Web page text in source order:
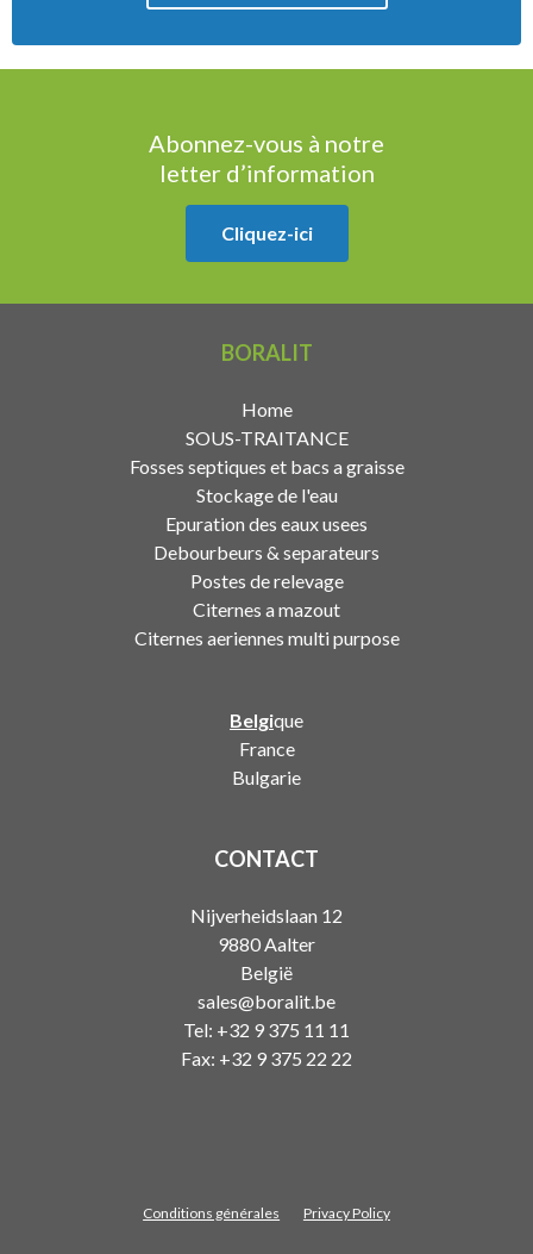
Abonnez-vous à notre
letter d’information
Cliquez-ici
BORALIT
Home
SOUS-TRAITANCE
Fosses septiques et bacs a graisse
Stockage de l'eau
Epuration des eaux usees
Debourbeurs & separateurs
Postes de relevage
Citernes a mazout
Citernes aeriennes multi purpose
Belgique
France
Bulgarie
CONTACT
Nijverheidslaan 12
9880 Aalter
België
sales@boralit.be
Tel: +32 9 375 11 11
Fax: +32 9 375 22 22
Conditions générales Privacy Policy